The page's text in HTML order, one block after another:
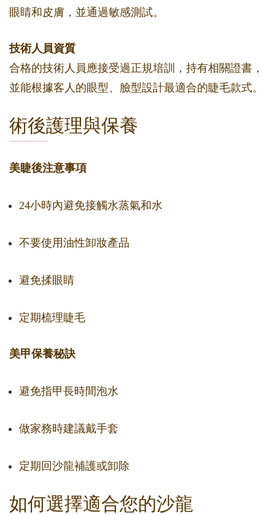
眼睛和皮膚，並通過敏感測試。
技術人員資質
合格的技術人員應接受過正規培訓，持有相關證書，
並能根據客人的眼型、臉型設計最適合的睫毛款式。
術後護理與保養
美睫後注意事項
24小時內避免接觸水蒸氣和水
不要使用油性卸妝產品
避免揉眼睛
定期梳理睫毛
美甲保養秘訣
避免指甲長時間泡水
做家務時建議戴手套
定期回沙龍補護或卸除
如何選擇適合您的沙龍